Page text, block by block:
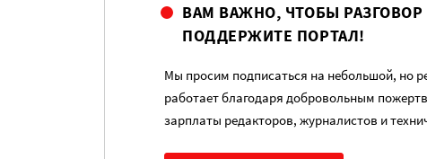
ВАМ ВАЖНО, ЧТОБЫ
ПОДДЕРЖИТЕ ПОРТАЛ!
Мы просим подписаться на небольшой, но
работает благодаря добровольным
зарплаты редакторов, журналистов и